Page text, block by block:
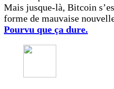
Mais jusque-là, Bitcoin
forme de mauvaise
Pourvu que ça dure.